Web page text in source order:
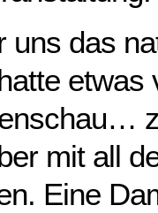
uns das
etwas
mit all
Eine